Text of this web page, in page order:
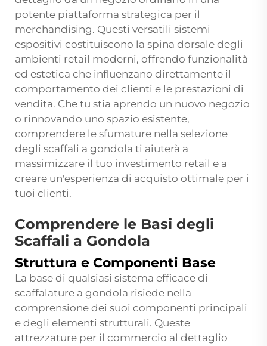
potente piattaforma strategica per il
merchandising. Questi versatili sistemi
espositivi costituiscono la spina dorsale degli
ambienti retail moderni, offrendo funzionalità
ed estetica che influenzano direttamente il
comportamento dei clienti e le prestazioni di
vendita. Che tu stia aprendo un nuovo negozio
o rinnovando uno spazio esistente,
comprendere le sfumature nella selezione
degli scaffali a gondola ti aiuterà a
massimizzare il tuo investimento retail e a
creare un'esperienza di acquisto ottimale per i
tuoi clienti.
Comprendere le Basi degli
Scaffali a Gondola
Struttura e Componenti Base
La base di qualsiasi sistema efficace di
scaffalature a gondola risiede nella
comprensione dei suoi componenti principali
e degli elementi strutturali. Queste
attrezzature per il commercio al dettaglio